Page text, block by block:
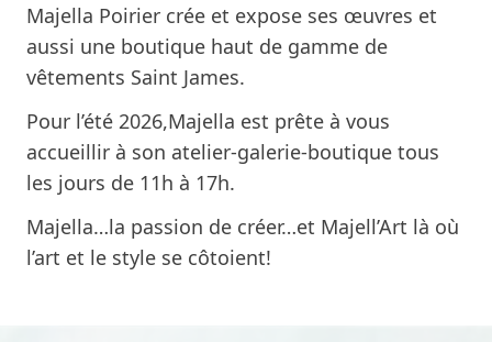
Majella Poirier crée et expose ses œuvres et
aussi une boutique haut de gamme de
vêtements Saint James.
Pour l’été 2026,Majella est prête à vous
accueillir à son atelier-galerie-boutique tous
les jours de 11h à 17h.
Majella…la passion de créer…et Majell’Art là où
l’art et le style se côtoient!